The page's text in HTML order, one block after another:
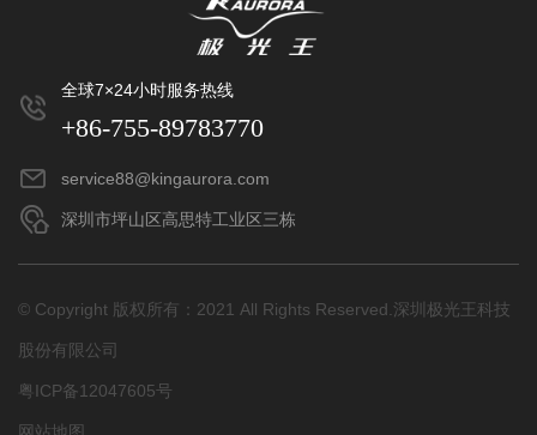
全球7×24小时服务热线
+86-755-89783770
service88@kingaurora.com
深圳市坪山区高思特工业区三栋
© Copyright 版权所有：2021 All Rights Reserved.深圳极光王科技
股份有限公司
粤ICP备12047605号